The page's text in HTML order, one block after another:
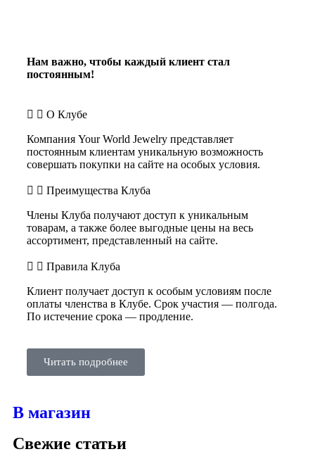
Нам важно, чтобы каждый клиент стал
постоянным!
О Клубе
Компания Your World Jewelry представляет
постоянным клиентам уникальную возможность
совершать покупки на сайте на особых условия.
Преимущества Клуба
Члены Клуба получают доступ к уникальным
товарам, а также более выгодные цены на весь
ассортимент, представленный на сайте.
Правила Клуба
Клиент получает доступ к особым условиям после
оплаты членства в Клубе. Срок участия — полгода.
По истечение срока — продление.
Читать подробнее
В магазин
Свежие статьи